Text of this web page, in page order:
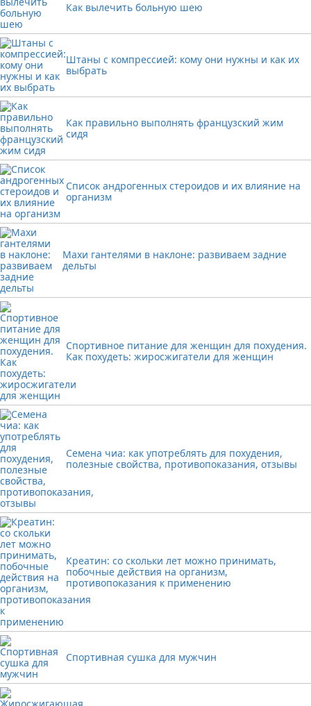
Как вылечить больную шею
Штаны с компрессией: кому они нужны и как их
выбрать
Как правильно выполнять французский жим
сидя
Список андрогенных стероидов и их влияние на
организм
Махи гантелями в наклоне: развиваем задние
дельты
Спортивное питание для женщин для похудения.
Как похудеть: жиросжигатели для женщин
Семена чиа: как употреблять для похудения,
полезные свойства, противопоказания, отзывы
Креатин: со скольки лет можно принимать,
побочные действия на организм,
противопоказания к применению
Спортивная сушка для мужчин